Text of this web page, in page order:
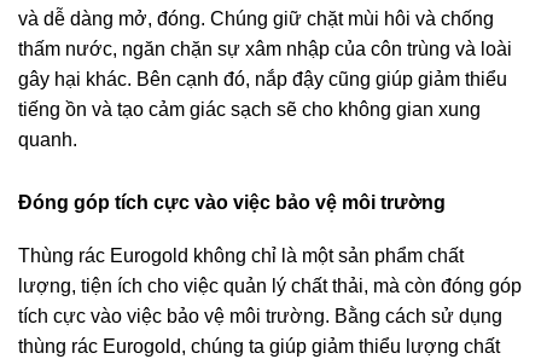
và dễ dàng mở, đóng. Chúng giữ chặt mùi hôi và chống
thấm nước, ngăn chặn sự xâm nhập của côn trùng và loài
gây hại khác. Bên cạnh đó, nắp đậy cũng giúp giảm thiểu
tiếng ồn và tạo cảm giác sạch sẽ cho không gian xung
quanh.
Đóng góp tích cực vào việc bảo vệ môi trường
Thùng rác Eurogold không chỉ là một sản phẩm chất
lượng, tiện ích cho việc quản lý chất thải, mà còn đóng góp
tích cực vào việc bảo vệ môi trường. Bằng cách sử dụng
thùng rác Eurogold, chúng ta giúp giảm thiểu lượng chất